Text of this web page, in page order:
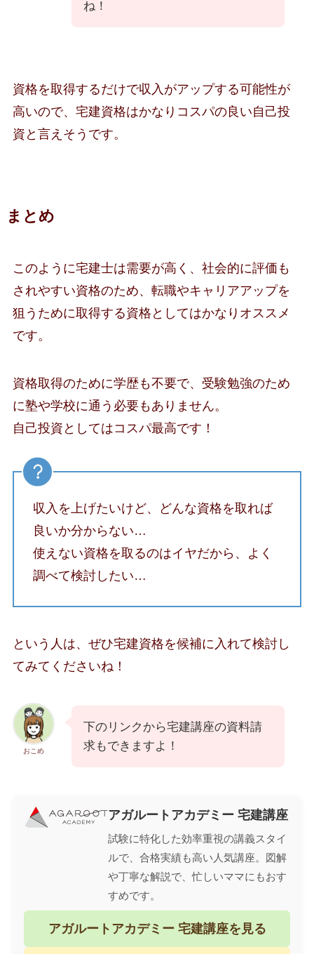
ね！
資格を取得するだけで収入がアップする可能性が
高いので、宅建資格はかなりコスパの良い自己投
資と言えそうです。
まとめ
このように宅建士は需要が高く、社会的に評価も
されやすい資格のため、転職やキャリアアップを
狙うために取得する資格としてはかなりオススメ
です。
資格取得のために学歴も不要で、受験勉強のため
に塾や学校に通う必要もありません。
自己投資としてはコスパ最高です！
収入を上げたいけど、どんな資格を取れば
良いか分からない…
使えない資格を取るのはイヤだから、よく
調べて検討したい…
という人は、ぜひ宅建資格を候補に入れて検討し
てみてくださいね！
おこめ
下のリンクから宅建講座の資料請
求もできますよ！
アガルートアカデミー 宅建講座
試験に特化した効率重視の講義スタイ
ルで、合格実績も高い人気講座。図解
や丁寧な解説で、忙しいママにもおす
すめです。
アガルートアカデミー 宅建講座を見る